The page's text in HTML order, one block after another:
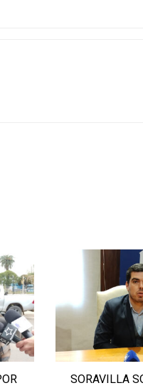
SORAVILLA